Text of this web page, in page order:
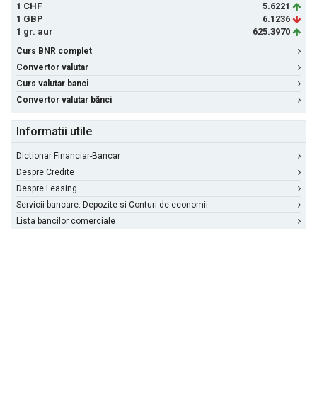
1 CHF
5.6221
1 GBP
6.1236
1 gr. aur
625.3970
Curs BNR complet
Convertor valutar
Curs valutar banci
Convertor valutar bănci
Informatii utile
Dictionar Financiar-Bancar
Despre Credite
Despre Leasing
Servicii bancare: Depozite si Conturi de economii
Lista bancilor comerciale